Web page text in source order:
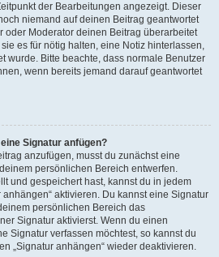
der Bearbeitungen angezeigt. Dieser
niemand auf deinen Beitrag geantwortet
oder Moderator deinen Beitrag überarbeitet
es für nötig halten, eine Notiz hinterlassen,
wurde. Bitte beachte, dass normale Benutzer
wenn bereits jemand darauf geantwortet
Signatur anfügen?
anzufügen, musst du zunächst eine
persönlichen Bereich entwerfen.
und gespeichert hast, kannst du in jedem
anhängen“ aktivieren. Du kannst eine Signatur
persönlichen Bereich das
Signatur aktivierst. Wenn du einen
Signatur verfassen möchtest, so kannst du
„Signatur anhängen“ wieder deaktivieren.